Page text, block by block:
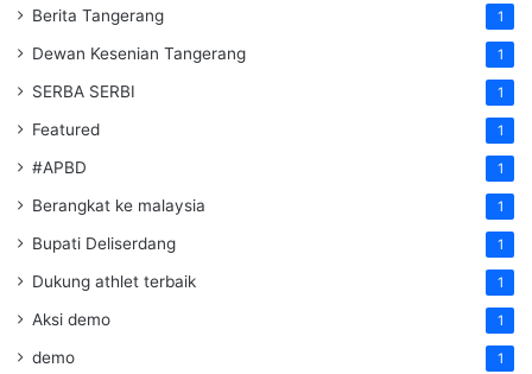
Berita Tangerang 1
Dewan Kesenian Tangerang 1
SERBA SERBI 1
Featured 1
#APBD 1
Berangkat ke malaysia 1
Bupati Deliserdang 1
Dukung athlet terbaik 1
Aksi demo 1
demo 1